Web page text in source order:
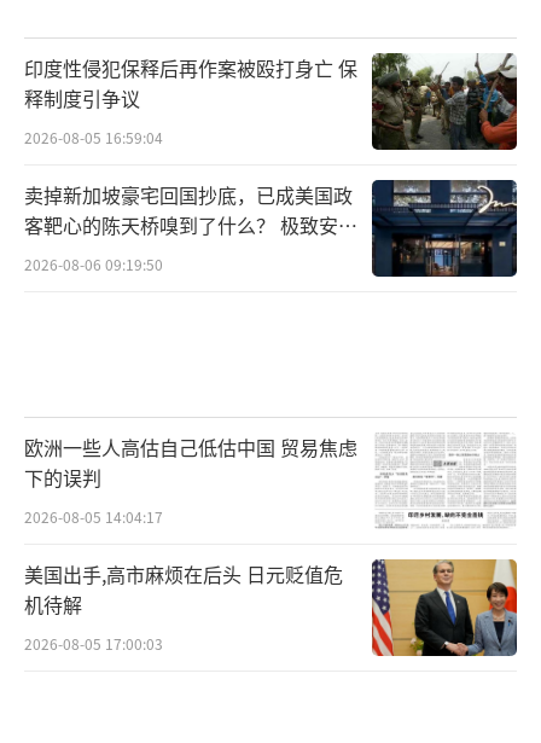
印度性侵犯保释后再作案被殴打身亡 保
释制度引争议
2026-08-05 16:59:04
卖掉新加坡豪宅回国抄底，已成美国政
客靶心的陈天桥嗅到了什么？ 极致安全
的追寻
2026-08-06 09:19:50
欧洲一些人高估自己低估中国 贸易焦虑
下的误判
2026-08-05 14:04:17
美国出手,高市麻烦在后头 日元贬值危
机待解
2026-08-05 17:00:03